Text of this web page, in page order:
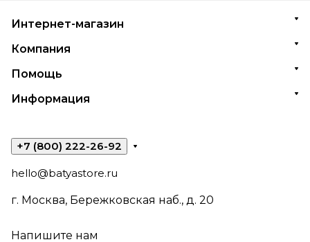
Интернет-магазин
Компания
Помощь
Информация
+7 (800) 222-26-92
hello@batyastore.ru
г. Москва, Бережковская наб., д. 20
Напишите нам